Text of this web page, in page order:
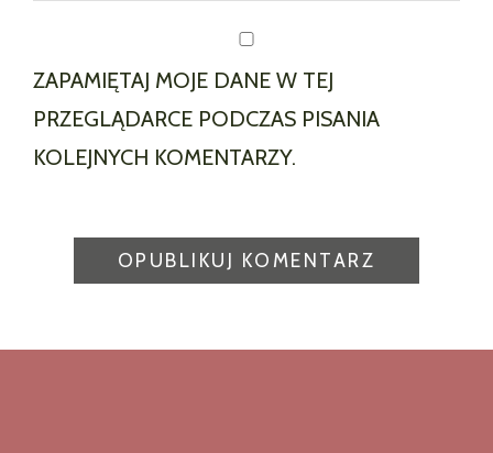
ZAPAMIĘTAJ MOJE DANE W TEJ
PRZEGLĄDARCE PODCZAS PISANIA
KOLEJNYCH KOMENTARZY.